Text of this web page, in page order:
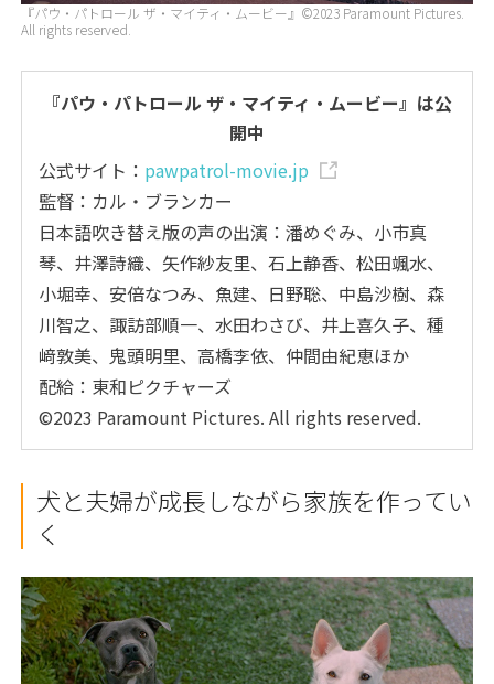
『パウ・パトロール ザ・マイティ・ムービー』©2023 Paramount Pictures.
All rights reserved.
『パウ・パトロール ザ・マイティ・ムービー』は公
開中
公式サイト： pawpatrol-movie.jp
監督：カル・ブランカー
日本語吹き替え版の声の出演：潘めぐみ、小市真
琴、井澤詩織、矢作紗友里、石上静香、松田颯水、
小堀幸、安倍なつみ、魚建、日野聡、中島沙樹、森
川智之、諏訪部順一、水田わさび、井上喜久子、種
﨑敦美、鬼頭明里、高橋李依、仲間由紀恵ほか
配給：東和ピクチャーズ
©2023 Paramount Pictures. All rights reserved.
犬と夫婦が成長しながら家族を作ってい
く